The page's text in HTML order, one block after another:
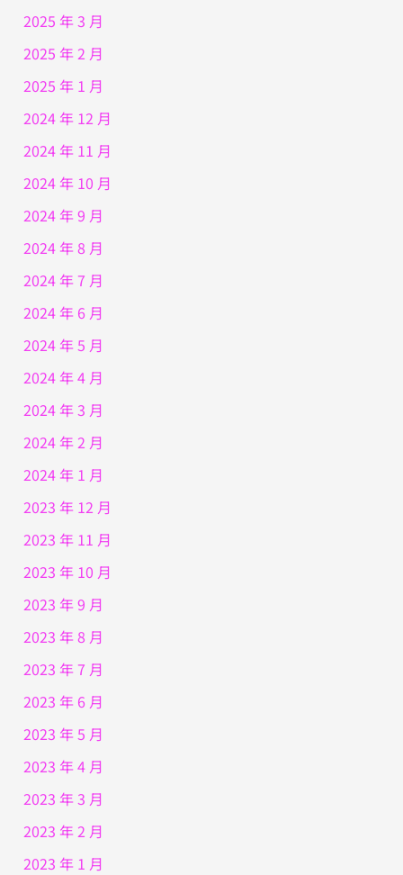
2025 年 3 月
2025 年 2 月
2025 年 1 月
2024 年 12 月
2024 年 11 月
2024 年 10 月
2024 年 9 月
2024 年 8 月
2024 年 7 月
2024 年 6 月
2024 年 5 月
2024 年 4 月
2024 年 3 月
2024 年 2 月
2024 年 1 月
2023 年 12 月
2023 年 11 月
2023 年 10 月
2023 年 9 月
2023 年 8 月
2023 年 7 月
2023 年 6 月
2023 年 5 月
2023 年 4 月
2023 年 3 月
2023 年 2 月
2023 年 1 月